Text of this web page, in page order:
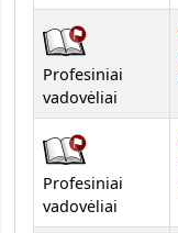
Profesiniai
vadovėliai
Profesiniai
vadovėliai